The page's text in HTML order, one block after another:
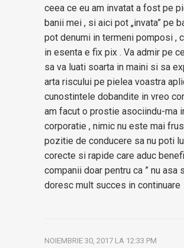
ceea ce eu am invatat a fost pe
banii mei , si aici pot „invata” pe
pot denumi in termeni pomposi ,
in esenta e fix pix . Va admir pe
sa va luati soarta in maini si sa
arta riscului pe pielea voastra
cunostintele dobandite in vreo
am facut o prostie asociindu-ma
corporatie , nimic nu este mai
pozitie de conducere sa nu poti
corecte si rapide care aduc
companii doar pentru ca ” nu asa
doresc mult succes in continuare
NOIEMBRIE 30, 2017 LA 12:33 PM